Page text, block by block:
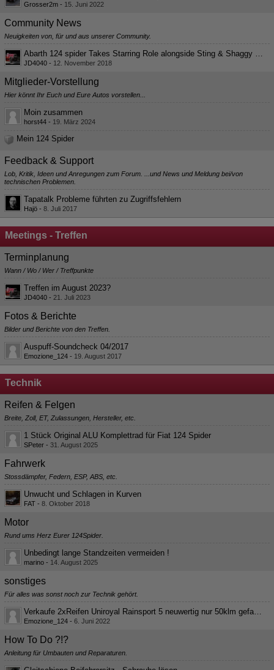
Grosser2m - 15. Juni 2022
Community News
Neuigkeiten von, für und aus unserer Community.
Abarth 124 spider Takes Starring Role alongside Sting & Shaggy in “Gotta Get Back My Baby” Music Video
JD4040 - 12. November 2018
Mitglieder-Vorstellung
Hier könnt Ihr Euch und Eure Autos vorstellen...
Moin zusammen
horst44 - 19. März 2024
Mein 124 Spider
Feedback & Support
Lob, Kritik, Ideen und Anregungen zum Forum. ...und News und Meldung bei/von
technischen Problemen.
Tapatalk Probleme führten zu Zugriffsfehlern
Hajö - 8. Juli 2017
Meetings - Treffen
Terminplanung
Wann / Wo / Wer / Treffpunkte
Treffen im August 2023?
JD4040 - 21. Juli 2023
Fotos & Berichte
Bilder und Berichte von den Treffen.
Auspuff-Soundcheck 04/2017
Emozione_124 - 19. August 2017
Technik
Reifen & Felgen
Breite, Zoll, ET, Zulassungen, Hersteller, etc.
1 Stück Original ALU Komplettrad für Fiat 124 Spider
SPeter - 31. August 2025
Fahrwerk
Stossdämpfer, Federn, ESP, ABS, etc.
Unwucht und Schlagen in Kurven
FAT - 8. Oktober 2018
Motor
Rund ums Herz Eurer 124Spider.
Unbedingt lange Standzeiten vermeiden !
marino - 14. August 2025
sonstiges
Für alles was sonst noch zur Technik gehört.
Verkaufe 2xReifen Uniroyal Rainsport 5 neuwertig nur 50klm gefahren
Emozione_124 - 6. Juni 2022
How To Do ?!?
Anleitung für Umbauten und Reparaturen.